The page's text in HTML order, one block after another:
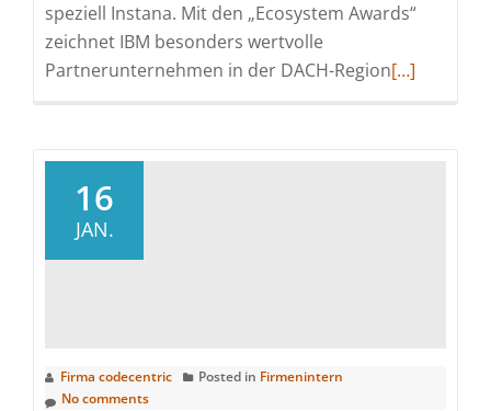
speziell Instana. Mit den „Ecosystem Awards“
zeichnet IBM besonders wertvolle
Partnerunternehmen in der DACH-RegionRead
[…]
16
JAN.
Firma codecentric Posted in Firmenintern
No comments